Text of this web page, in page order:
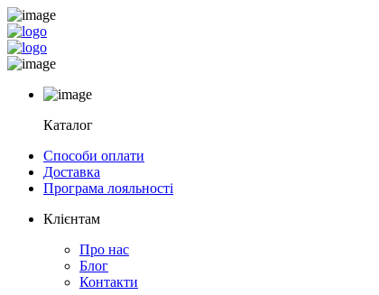
Каталог
Способи оплати
Доставка
Програма лояльності
Клієнтам
Про нас
Блог
Контакти